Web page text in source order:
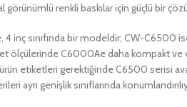
renkli baskılar için güçlü bir
inç sınıfında bir modeldir; CW-C6500
ölçülerinde C6000Ae daha kompakt
etiketleri gerektiğinde C6500 serisi
ayrı genişlik sınıflarında